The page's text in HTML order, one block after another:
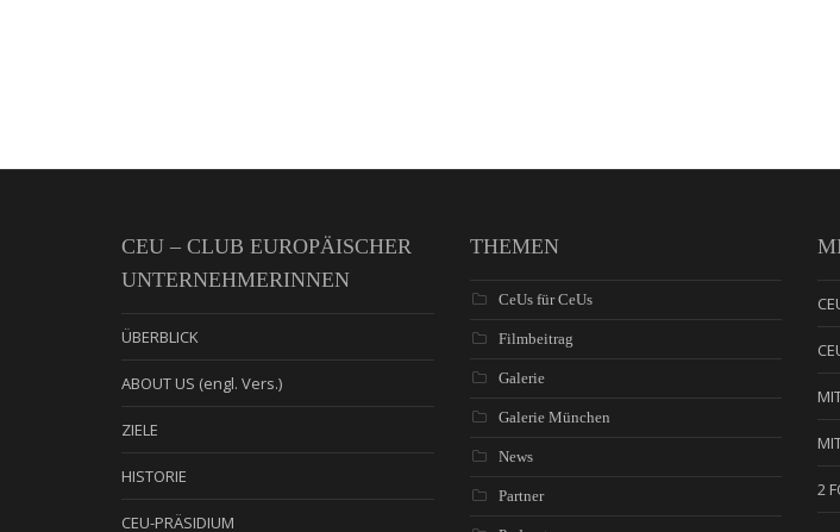
CEU – CLUB EUROPÄISCHER
UNTERNEHMERINNEN
ÜBERBLICK
ABOUT US (engl. Vers.)
ZIELE
HISTORIE
CEU-PRÄSIDIUM
THEMEN
CeUs für CeUs
Filmbeitrag
Galerie
Galerie München
News
Partner 2